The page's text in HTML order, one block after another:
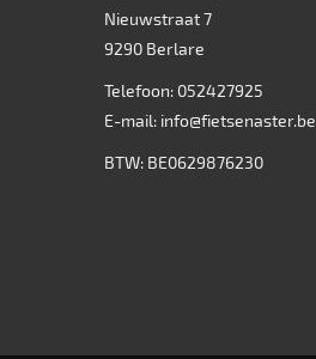
Nieuwstraat 7
9290 Berlare
Telefoon: 052427925
E-mail: info@fietsenaster.be
BTW: BE0629876230